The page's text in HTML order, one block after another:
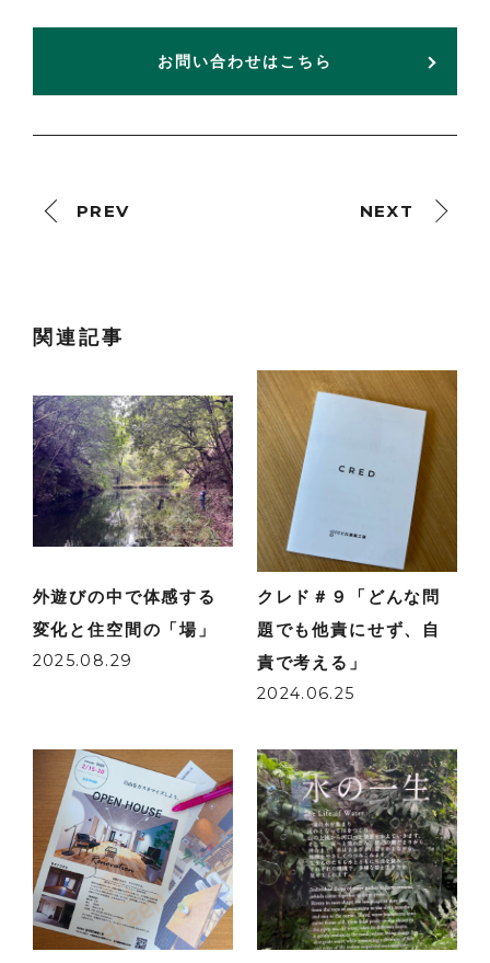
お問い合わせはこちら
PREV NEXT
関連記事
外遊びの中で体感する
変化と住空間の「場」
2025.08.29
クレド＃９「どんな問
題でも他責にせず、自
責で考える」
2024.06.25